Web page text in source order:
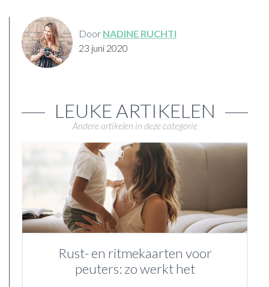
Door NADINE RUCHTI
23 juni 2020
LEUKE ARTIKELEN
Andere artikelen in deze categorie
Rust- en ritmekaarten voor
peuters: zo werkt het